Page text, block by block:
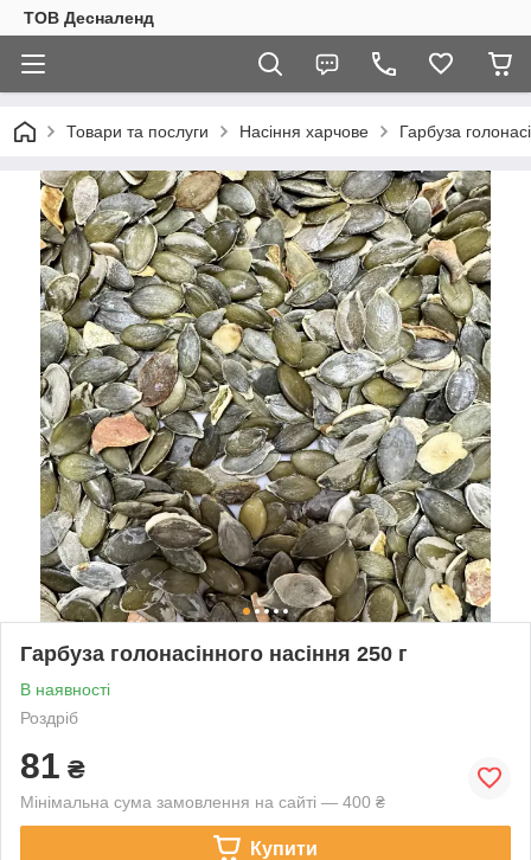
ТОВ Десналенд
Товари та послуги Насіння харчове Гарбуза
Гарбуза голонасінного насіння 250 г
В наявності
Роздріб
81 ₴
Мінімальна сума замовлення на сайті — 400 ₴
Купити